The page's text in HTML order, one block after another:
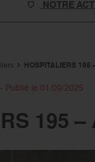
NOTRE
HOSPITALIERS 195
- Publié le 01/09/2025
195 –